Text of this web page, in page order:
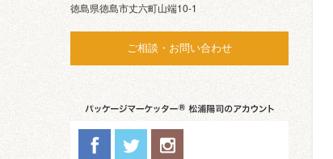
徳島県徳島市丈六町山端10-1
ご相談・お問い合わせ